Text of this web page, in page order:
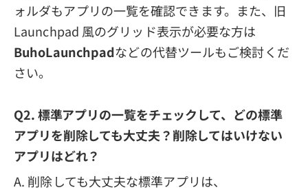
ォルダもアプリの一覧を確認できます。また、旧
Launchpad 風のグリッド表示が必要な方は
BuhoLaunchpadなどの代替ツールもご検討くだ
さい。
Q2. 標準アプリの一覧をチェックして、どの標準
アプリを削除しても大丈夫？削除してはいけない
アプリはどれ？
A. 削除しても大丈夫な標準アプリは、